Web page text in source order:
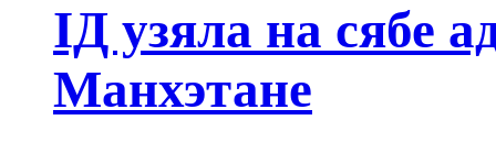
ІД узяла на сябе
Манхэтане